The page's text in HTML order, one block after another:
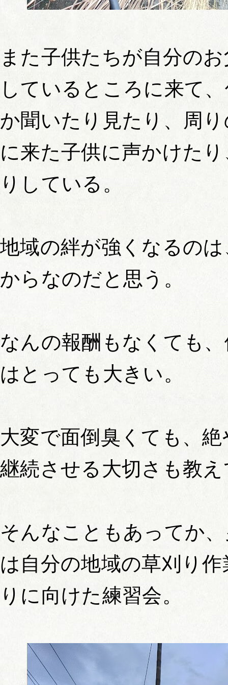
また子供たちが自分の
しているところに来て
か聞いたり見たり、周
に来た子供に声かけた
りしている。
地域の絆が強くなるの
からなのだと思う。
なんの報酬もなくても
はとっても大きい。
大変で面倒臭くても、
継続させる大切さも教
そんなこともあってか
は自分の地域の草刈り
りに向けた練習会。